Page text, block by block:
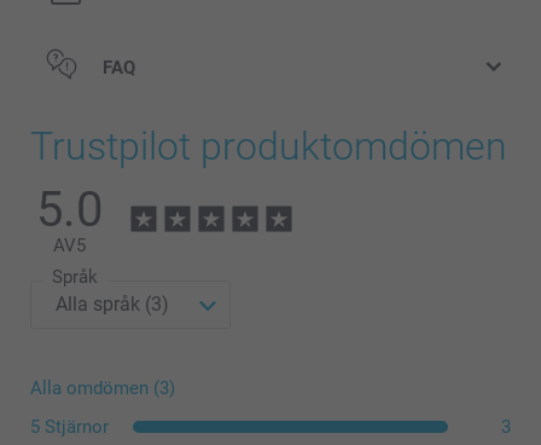
FAQ
Trustpilot produktomdömen
5.0
AV5
Språk
Alla omdömen (3)
5 Stjärnor
3